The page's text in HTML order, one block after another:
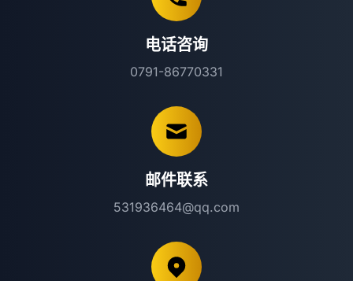
电话咨询
0791-86770331
邮件联系
531936464@qq.com